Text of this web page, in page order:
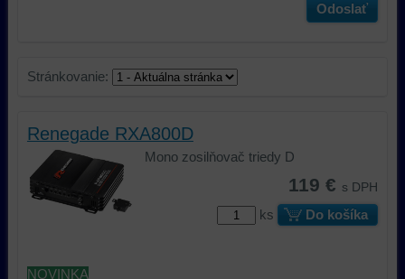
Odoslať
Stránkovanie:
Renegade RXA800D
Mono zosilňovač triedy D
119 € s DPH
ks Do košíka
NOVINKA